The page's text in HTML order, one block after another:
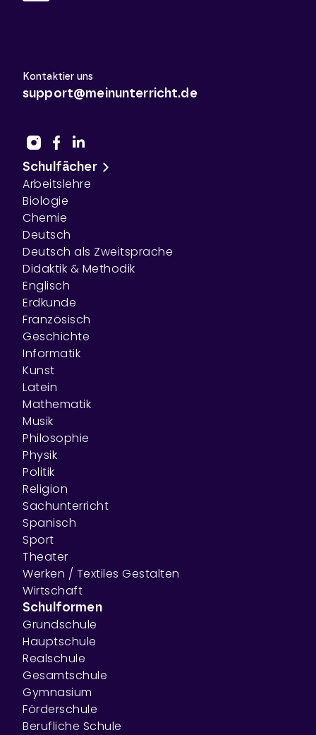
Kontaktier uns
support@meinunterricht.de
Schulfächer
Arbeitslehre
Biologie
Chemie
Deutsch
Deutsch als Zweitsprache
Didaktik & Methodik
Englisch
Erdkunde
Französisch
Geschichte
Informatik
Kunst
Latein
Mathematik
Musik
Philosophie
Physik
Politik
Religion
Sachunterricht
Spanisch
Sport
Theater
Werken / Textiles Gestalten
Wirtschaft
Schulformen
Grundschule
Hauptschule
Realschule
Gesamtschule
Gymnasium
Förderschule
Berufliche Schule